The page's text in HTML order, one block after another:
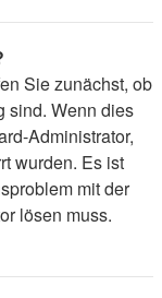
Sie zunächst, ob
sind. Wenn dies
Administrator,
wurden. Es ist
mit der
lösen muss.